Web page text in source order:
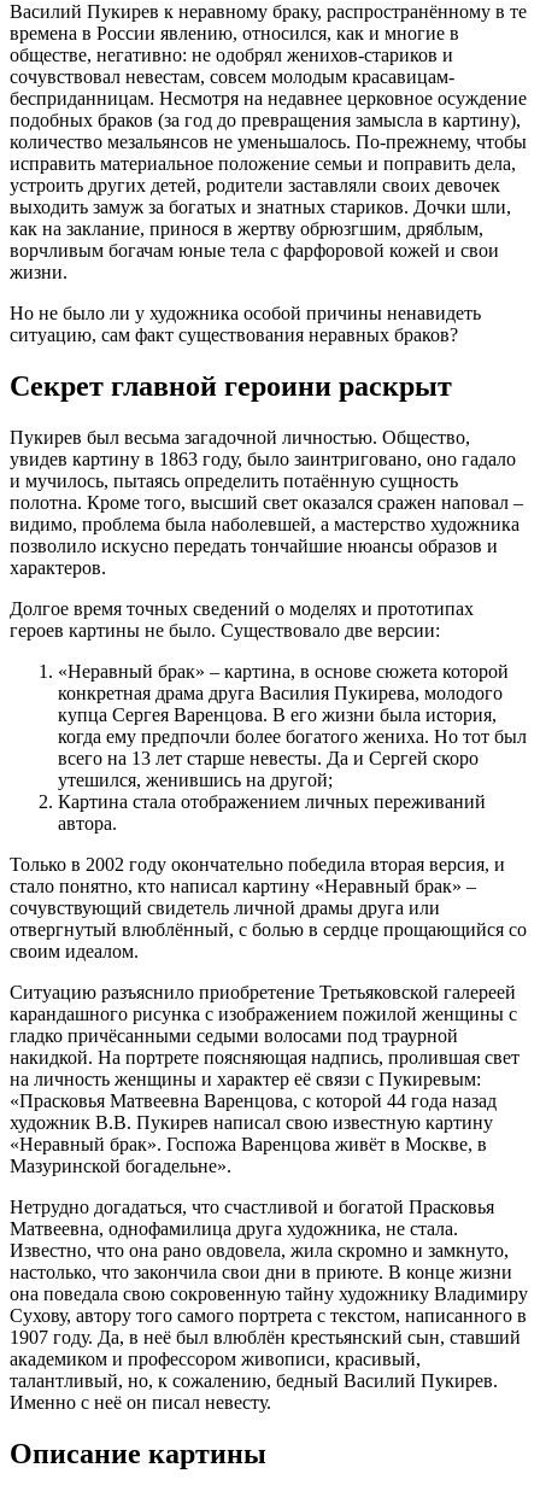
Василий Пукирев к неравному браку, распространённому в те
времена в России явлению, относился, как и многие в
обществе, негативно: не одобрял женихов-стариков и
сочувствовал невестам, совсем молодым красавицам-
бесприданницам. Несмотря на недавнее церковное осуждение
подобных браков (за год до превращения замысла в картину),
количество мезальянсов не уменьшалось. По-прежнему, чтобы
исправить материальное положение семьи и поправить дела,
устроить других детей, родители заставляли своих девочек
выходить замуж за богатых и знатных стариков. Дочки шли,
как на заклание, принося в жертву обрюзгшим, дряблым,
ворчливым богачам юные тела с фарфоровой кожей и свои
жизни.
Но не было ли у художника особой причины ненавидеть
ситуацию, сам факт существования неравных браков?
Секрет главной героини раскрыт
Пукирев был весьма загадочной личностью. Общество,
увидев картину в 1863 году, было заинтриговано, оно гадало
и мучилось, пытаясь определить потаённую сущность
полотна. Кроме того, высший свет оказался сражен наповал –
видимо, проблема была наболевшей, а мастерство художника
позволило искусно передать тончайшие нюансы образов и
характеров.
Долгое время точных сведений о моделях и прототипах
героев картины не было. Существовало две версии:
«Неравный брак» – картина, в основе сюжета которой
конкретная драма друга Василия Пукирева, молодого
купца Сергея Варенцова. В его жизни была история,
когда ему предпочли более богатого жениха. Но тот был
всего на 13 лет старше невесты. Да и Сергей скоро
утешился, женившись на другой;
Картина стала отображением личных переживаний
автора.
Только в 2002 году окончательно победила вторая версия, и
стало понятно, кто написал картину «Неравный брак» –
сочувствующий свидетель личной драмы друга или
отвергнутый влюблённый, с болью в сердце прощающийся со
своим идеалом.
Ситуацию разъяснило приобретение Третьяковской галереей
карандашного рисунка с изображением пожилой женщины с
гладко причёсанными седыми волосами под траурной
накидкой. На портрете поясняющая надпись, пролившая свет
на личность женщины и характер её связи с Пукиревым:
«Прасковья Матвеевна Варенцова, с которой 44 года назад
художник В.В. Пукирев написал свою известную картину
«Неравный брак». Госпожа Варенцова живёт в Москве, в
Мазуринской богадельне».
Нетрудно догадаться, что счастливой и богатой Прасковья
Матвеевна, однофамилица друга художника, не стала.
Известно, что она рано овдовела, жила скромно и замкнуто,
настолько, что закончила свои дни в приюте. В конце жизни
она поведала свою сокровенную тайну художнику Владимиру
Сухову, автору того самого портрета с текстом, написанного в
1907 году. Да, в неё был влюблён крестьянский сын, ставший
академиком и профессором живописи, красивый,
талантливый, но, к сожалению, бедный Василий Пукирев.
Именно с неё он писал невесту.
Описание картины